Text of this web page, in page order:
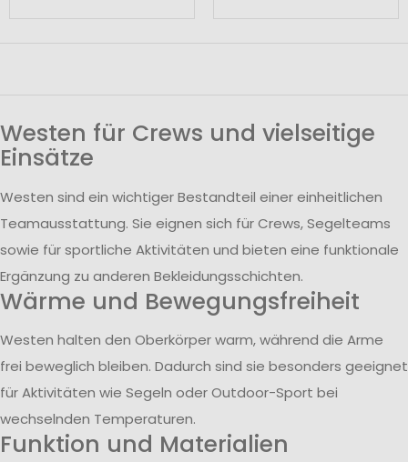
Westen für Crews und vielseitige
Einsätze
Westen sind ein wichtiger Bestandteil einer einheitlichen
Teamausstattung. Sie eignen sich für Crews, Segelteams
sowie für sportliche Aktivitäten und bieten eine funktionale
Ergänzung zu anderen Bekleidungsschichten.
Wärme und Bewegungsfreiheit
Westen halten den Oberkörper warm, während die Arme
frei beweglich bleiben. Dadurch sind sie besonders geeignet
für Aktivitäten wie Segeln oder Outdoor-Sport bei
wechselnden Temperaturen.
Funktion und Materialien